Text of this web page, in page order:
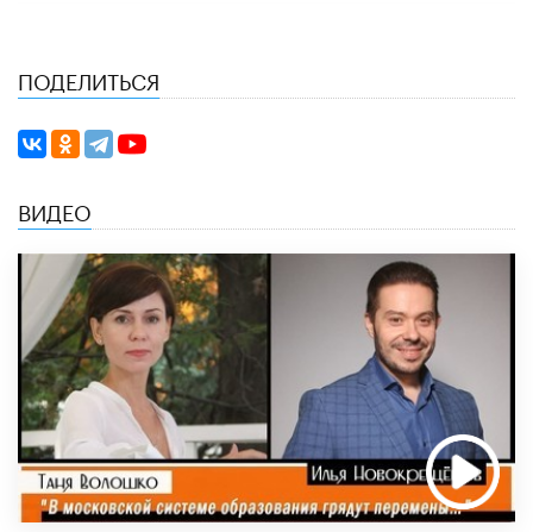
ПОДЕЛИТЬСЯ
ВИДЕО